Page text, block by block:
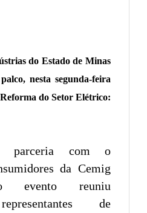
do Estado de Minas
nesta segunda-feira
do Setor Elétrico:
parceria com o
da Cemig
evento reuniu
de